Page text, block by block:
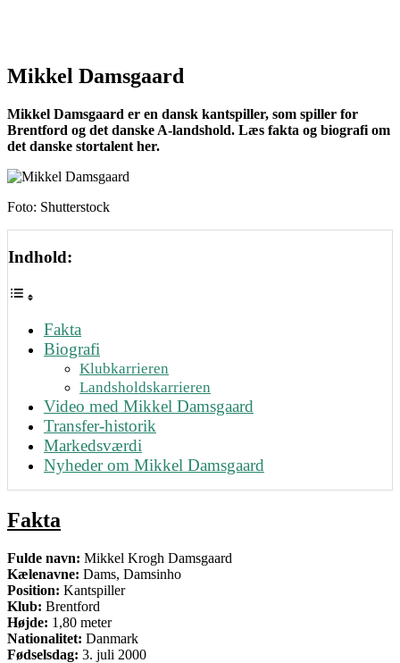
Mikkel Damsgaard
Mikkel Damsgaard er en dansk kantspiller, som spiller for
Brentford og det danske A-landshold. Læs fakta og biografi om
det danske stortalent her.
Foto: Shutterstock
Indhold:
Fakta
Biografi
Klubkarrieren
Landsholdskarrieren
Video med Mikkel Damsgaard
Transfer-historik
Markedsværdi
Nyheder om Mikkel Damsgaard
Fakta
Fulde navn: Mikkel Krogh Damsgaard
Kælenavne: Dams, Damsinho
Position: Kantspiller
Klub: Brentford
Højde: 1,80 meter
Nationalitet: Danmark
Fødselsdag: 3. juli 2000